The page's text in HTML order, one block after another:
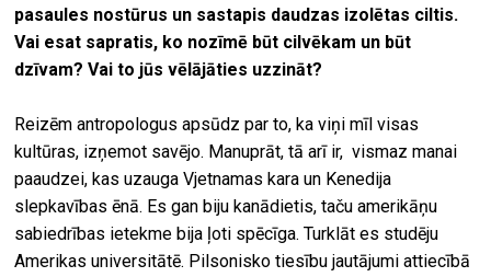
pasaules nostūrus un sastapis daudzas izolētas ciltis.
Vai esat sapratis, ko nozīmē būt cilvēkam un būt
dzīvam? Vai to jūs vēlājāties uzzināt?
Reizēm antropologus apsūdz par to, ka viņi mīl visas
kultūras, izņemot savējo. Manuprāt, tā arī ir, vismaz manai
paaudzei, kas uzauga Vjetnamas kara un Kenedija
slepkavības ēnā. Es gan biju kanādietis, taču amerikāņu
sabiedrības ietekme bija ļoti spēcīga. Turklāt es studēju
Amerikas universitātē. Pilsonisko tiesību jautājumi attiecībā